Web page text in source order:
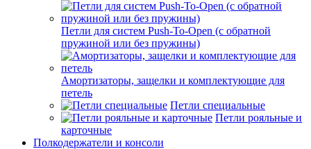
Петли для систем Push-To-Open (с обратной
пружиной или без пружины)
Амортизаторы, защелки и комплектующие для
петель
Петли специальные
Петли рояльные и
карточные
Полкодержатели и консоли